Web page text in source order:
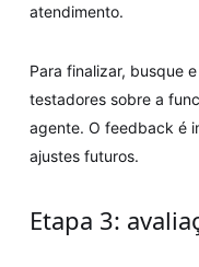
atendimento.
Para finalizar, busque
testadores sobre a
agente. O feedback é
ajustes futuros.
Etapa 3: